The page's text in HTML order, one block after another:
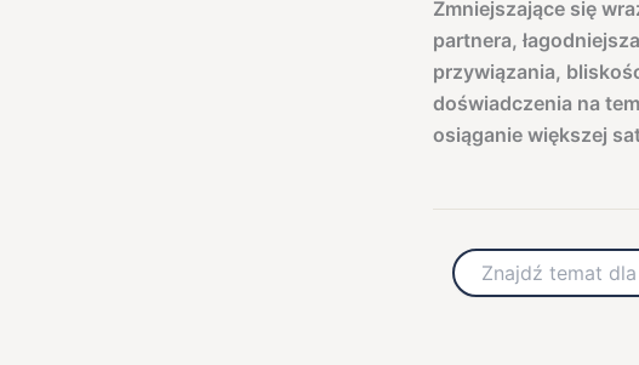
Zmniejszające się
partnera,
przywiązania,
doświadczenia na
osiąganie większej
Szukaj